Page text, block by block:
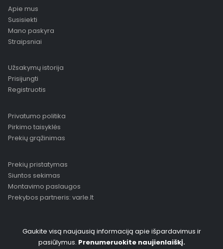
Apie mus
Susisiekti
Mano paskyra
Straipsniai
Užsakymų istorija
Prisijungti
Registruotis
Privatumo politika
Pirkimo taisyklės
Prekių grąžinimas
Prekių pristatymas
Siuntos sekimas
Montavimo paslaugos
Prekybos partneris: varle.lt
Gaukite visą naujausią informaciją apie išpardavimus ir
pasiūlymus. Prenumeruokite naujienlaiškį.